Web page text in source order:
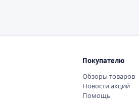
Покупателю
Обзоры товаров
Новости акций
Помощь